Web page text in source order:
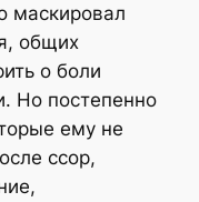
маскировал
общих
о боли
Но постепенно
ему не
ссор,